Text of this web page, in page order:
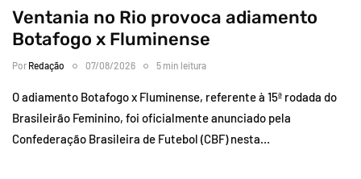
Ventania no Rio provoca adiamento
Botafogo x Fluminense
Por Redação 07/08/2026 5 min leitura
O adiamento Botafogo x Fluminense, referente à 15ª rodada do
Brasileirão Feminino, foi oficialmente anunciado pela
Confederação Brasileira de Futebol (CBF) nesta…